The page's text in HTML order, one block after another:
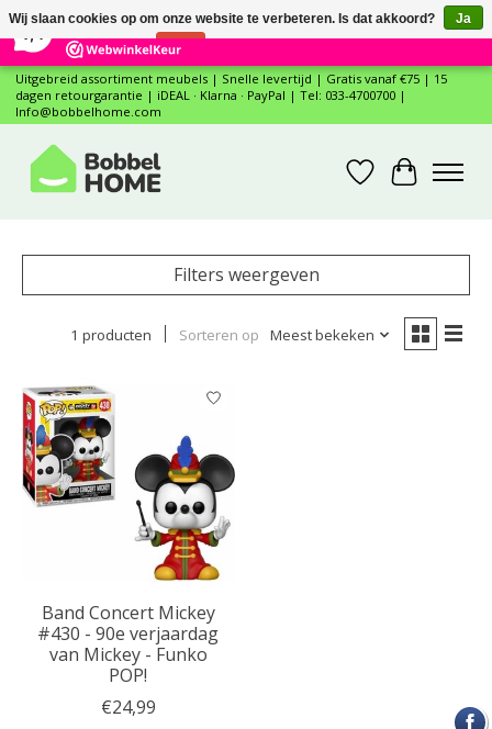
12 Reviews ×
Uitgebreid assortiment meubels | Snelle levertijd | Gratis vanaf €75 | 15
dagen retourgarantie | iDEAL · Klarna · PayPal | Tel: 033-4700700 |
Info@bobbelhome.com
Verlanglijst
Filters weergeven
1 producten Sorteren op Meest bekeken
Band Concert Mickey
#430 - 90e verjaardag
van Mickey - Funko
POP!
€24,99
Wij slaan cookies op om onze website te verbeteren. Is dat akkoord?
Ja
Nee